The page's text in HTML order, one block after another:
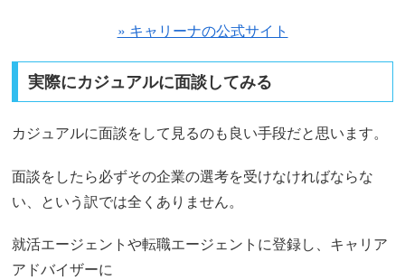
» キャリーナの公式サイト
実際にカジュアルに面談してみる
カジュアルに面談をして見るのも良い手段だと思います。
面談をしたら必ずその企業の選考を受けなければならな
い、という訳では全くありません。
就活エージェントや転職エージェントに登録し、キャリア
アドバイザーに